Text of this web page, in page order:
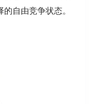
自由竞争状态。